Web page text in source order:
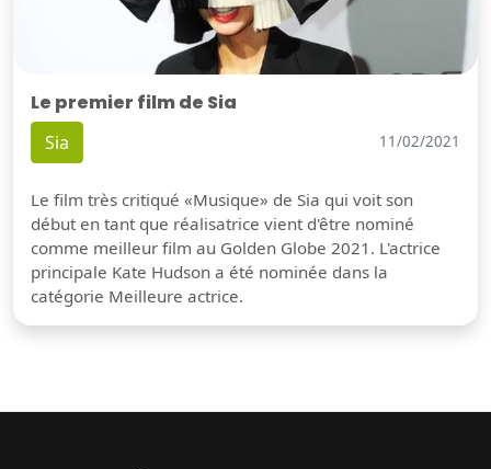
Le premier film de Sia
Sia 11/02/2021
Le film très critiqué «Musique» de Sia qui voit son
début en tant que réalisatrice vient d'être nominé
comme meilleur film au Golden Globe 2021. L'actrice
principale Kate Hudson a été nominée dans la
catégorie Meilleure actrice.